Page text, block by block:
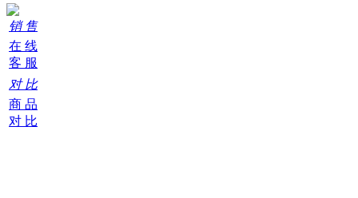
销 售
在 线
客 服
对 比
商 品
对 比